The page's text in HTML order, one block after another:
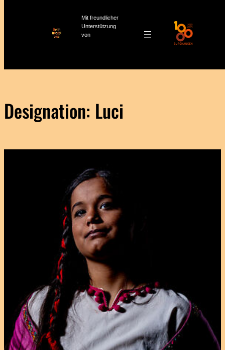
Mit freundlicher
Unterstützung
von
Designation: Luci